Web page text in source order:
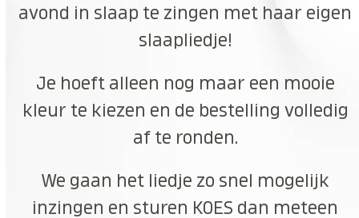
avond in slaap te zingen met haar eigen
slaapliedje!
Je hoeft alleen nog maar een mooie
kleur te kiezen en de bestelling volledig
af te ronden.
We gaan het liedje zo snel mogelijk
inzingen en sturen KOES dan meteen